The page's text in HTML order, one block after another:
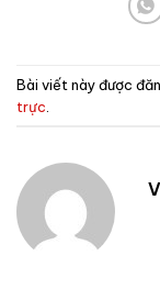
Bài viết này được
trực